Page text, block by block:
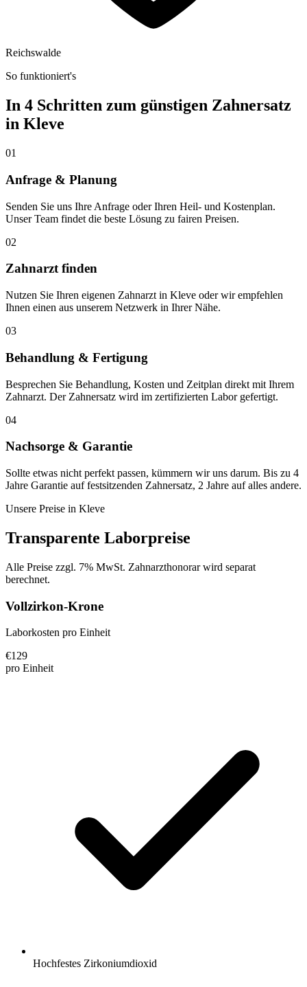
Reichswalde
So funktioniert's
In 4 Schritten zum günstigen Zahnersatz
in Kleve
01
Anfrage & Planung
Senden Sie uns Ihre Anfrage oder Ihren Heil- und Kostenplan.
Unser Team findet die beste Lösung zu fairen Preisen.
02
Zahnarzt finden
Nutzen Sie Ihren eigenen Zahnarzt in Kleve oder wir empfehlen
Ihnen einen aus unserem Netzwerk in Ihrer Nähe.
03
Behandlung & Fertigung
Besprechen Sie Behandlung, Kosten und Zeitplan direkt mit Ihrem
Zahnarzt. Der Zahnersatz wird im zertifizierten Labor gefertigt.
04
Nachsorge & Garantie
Sollte etwas nicht perfekt passen, kümmern wir uns darum. Bis zu 4
Jahre Garantie auf festsitzenden Zahnersatz, 2 Jahre auf alles andere.
Unsere Preise in Kleve
Transparente Laborpreise
Alle Preise zzgl. 7% MwSt. Zahnarzthonorar wird separat
berechnet.
Vollzirkon-Krone
Laborkosten pro Einheit
€129
pro Einheit
Hochfestes Zirkoniumdioxid